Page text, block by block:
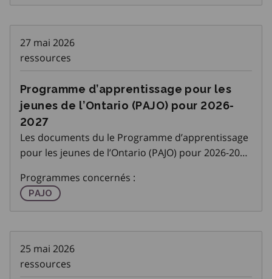
27 mai 2026
ressources
Programme d’apprentissage pour les
jeunes de l’Ontario (PAJO) pour 2026-
2027
Les documents du le Programme d’apprentissage
pour les jeunes de l’Ontario (PAJO) pour 2026-2027
Partenaires Emploi Ontario (EPEO) : Dates limites
pour la production de rapports et l’entr�
Programmes concernés :
Programme d'apprentissage pour les jeunes de
PAJO
25 mai 2026
ressources